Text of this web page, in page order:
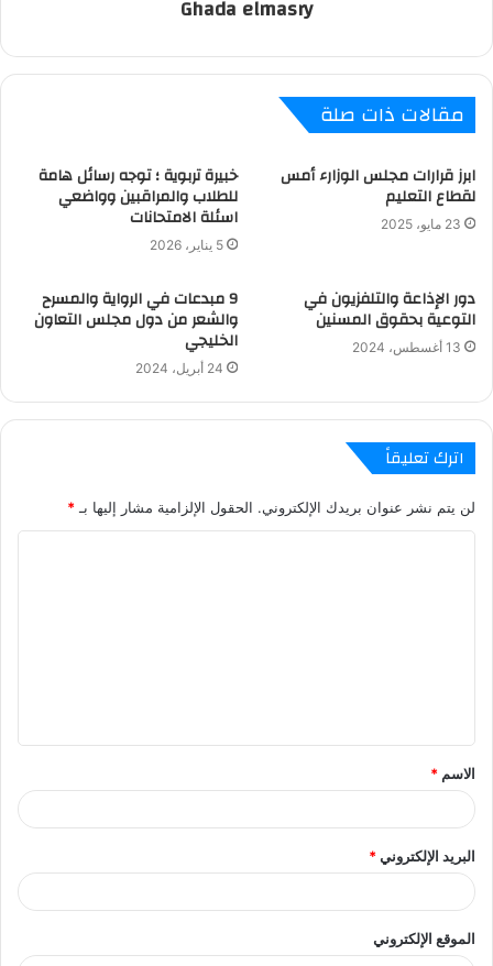
Ghada elmasry
مقالات ذات صلة
ابرز قرارات مجلس الوزارء أمس
لقطاع التعليم
23 مايو، 2025
خبيرة تربوية ؛ توجه رسائل هامة
للطلاب والمراقبين وواضعي
اسئلة الامتحانات
5 يناير، 2026
دور الإذاعة والتلفزيون في
التوعية بحقوق المسنين
13 أغسطس، 2024
9 مبدعات في الرواية والمسرح
والشعر من دول مجلس التعاون
الخليجي
24 أبريل، 2024
اترك تعليقاً
لن يتم نشر عنوان بريدك الإلكتروني. الحقول الإلزامية مشار إليها بـ *
ق
*
الاسم *
البريد الإلكتروني*
الموقع الإلكتروني